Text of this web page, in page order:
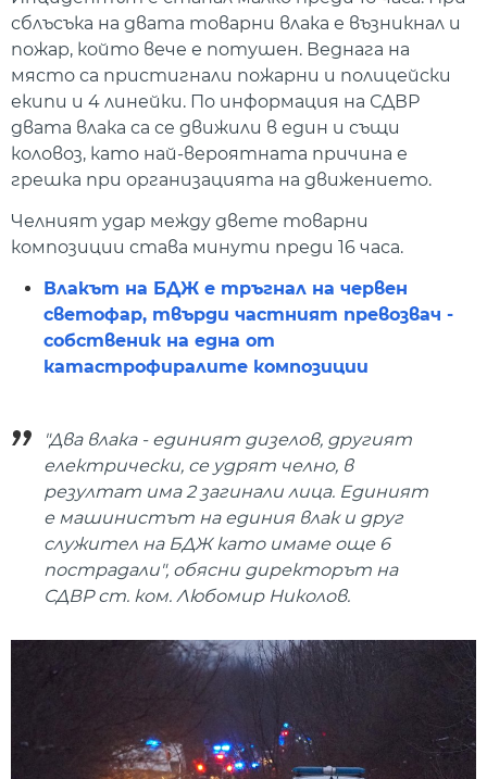
сблъсъка на двата товарни влака е възникнал и
пожар, който вече е потушен. Веднага на
място са пристигнали пожарни и полицейски
екипи и 4 линейки. По информация на СДВР
двата влака са се движили в един и същи
коловоз, като най-вероятната причина е
грешка при организацията на движението.
Челният удар между двете товарни
композиции става минути преди 16 часа.
Влакът на БДЖ е тръгнал на червен
светофар, твърди частният превозвач -
собственик на една от
катастрофиралите композиции
"Два влака - единият дизелов, другият
електрически, се удрят челно, в
резултат има 2 загинали лица. Единият
е машинистът на единия влак и друг
служител на БДЖ като имаме още 6
пострадали", обясни директорът на
СДВР ст. ком. Любомир Николов.